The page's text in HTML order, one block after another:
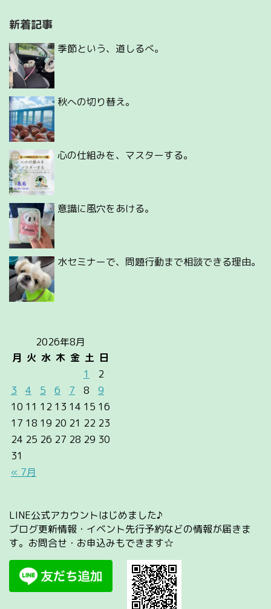
新着記事
季節という、道しるべ。
秋への切り替え。
心の仕組みを、マスターする。
意識に風穴をあける。
水セミナーで、問題行動まで相談できる理由。
2026年8月
月 火 水 木 金 土 日
« 7月
1
2
3
4 5 6 7 8
9
10 11 12 13 14 15 16
17 18 19 20 21 22 23
24 25 26 27 28 29 30
31
LINE公式アカウントはじめました♪
ブログ更新情報・イベント先行予約などの情報が届きま
す。お問合せ・お申込みもできます☆